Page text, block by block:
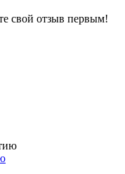
свой отзыв первым!